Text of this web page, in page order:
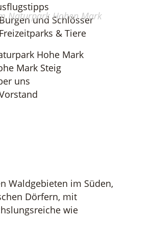
und Schlösser
Freizeitparks & Tiere
Hohe Mark
Mark Steig
uns
Waldgebieten im Süden,
Dörfern, mit
wie